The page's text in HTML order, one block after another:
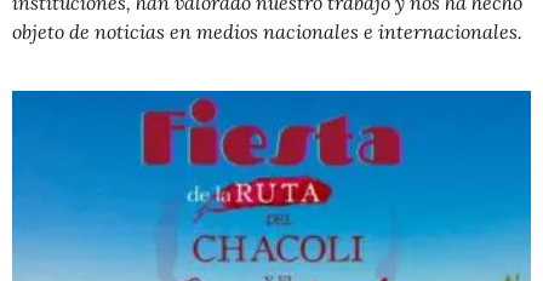
objeto de noticias en medios nacionales e internacionales.